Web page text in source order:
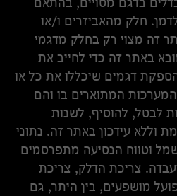
חלק מהאביזרים ו/או
זה מצוי רק בחלק מדגמי
באתר זה כדי לחייב את
דגמים שיכללו את כל או
המתוארים בו והם
לבטל, להוסיף, לשנות
וללא עידכון באתר זה. נתוני
וטווח הנסיעה מתפרסמים
צריכת הדלק, צריכת
מושפעים, בין היתר, גם